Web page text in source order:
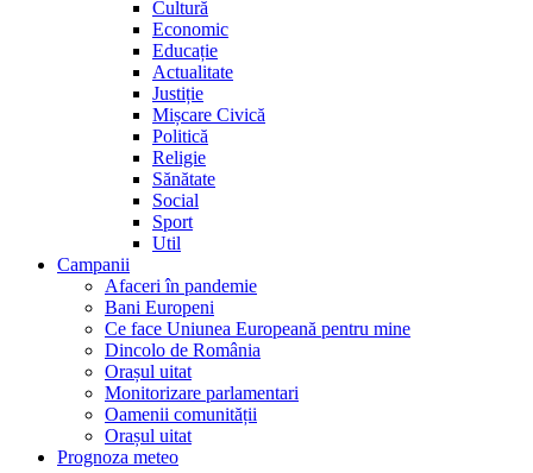
Cultură
Economic
Educație
Actualitate
Justiție
Mișcare Civică
Politică
Religie
Sănătate
Social
Sport
Util
Campanii
Afaceri în pandemie
Bani Europeni
Ce face Uniunea Europeană pentru mine
Dincolo de România
Orașul uitat
Monitorizare parlamentari
Oamenii comunității
Orașul uitat
Prognoza meteo